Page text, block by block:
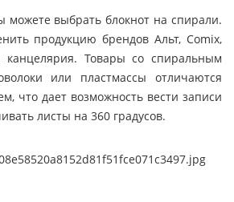
можете выбрать блокнот на спирали.
продукцию брендов Альт, Comix,
Товары со спиральным
или пластмассы отличаются
что дает возможность вести записи
листы на 360 градусов.